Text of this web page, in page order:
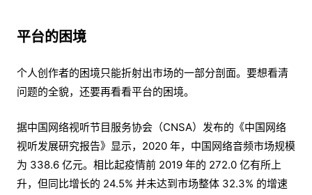
平台的困境
个人创作者的困境只能折射出市场的一部分剖面。要想看清
问题的全貌，还要再看看平台的困境。
据中国网络视听节目服务协会（CNSA）发布的《中国网络
视听发展研究报告》显示，2020 年，中国⽹络⾳频市场规模
为 338.6 亿元。相比起疫情前 2019 年的 272.0 亿有所上
升，但同比增长的 24.5% 并未达到市场整体 32.3% 的增速